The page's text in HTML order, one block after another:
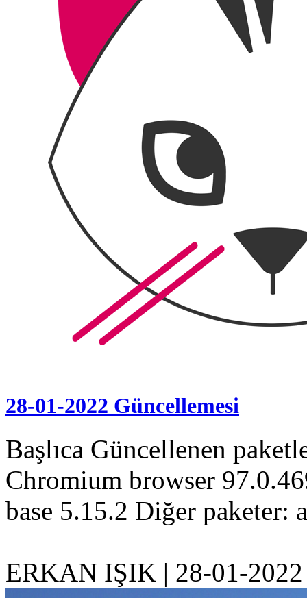
28-01-2022 Güncellemesi
Başlıca Güncellenen
Chromium browser
base 5.15.2 Diğer
ERKAN IŞIK | 28-01-2022